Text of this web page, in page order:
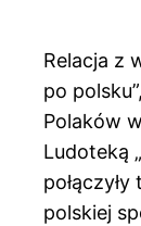
Relacja z
po
Polaków
Ludoteką
polskiej